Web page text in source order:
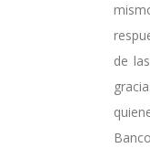
de